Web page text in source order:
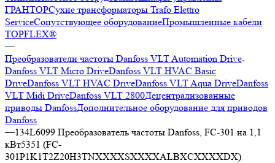
ГРАНТОРСухие трансформаторы Trafo Elettro
ServiceСопутствующее оборудованиеПромышленные кабели
TOPFLEX®
—
Преобразователи частоты Danfoss VLT Automation Drive
Danfoss VLT Micro DriveDanfoss VLT HVAC Basic
DriveDanfoss VLT HVAC DriveDanfoss VLT Aqua DriveDanfoss
VLT Midi DriveDanfoss VLT 2800Децентрализованные
приводы DanfossДополнительное оборудование для приводов
Danfoss
—134L6099 Преобразователь частоты Danfoss, FC-301 на 1,1
кВт5351 (FC-
301P1K1T2Z20H3TNXXXXSXXXXALBXCXXXXDX)